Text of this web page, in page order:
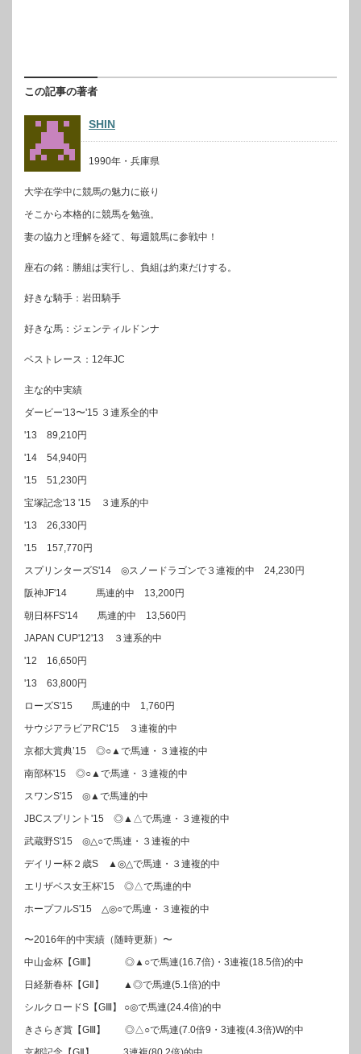
この記事の著者
SHIN
1990年・兵庫県
大学在学中に競馬の魅力に嵌り
そこから本格的に競馬を勉強。
妻の協力と理解を経て、毎週競馬に参戦中！
座右の銘：勝組は実行し、負組は約束だけする。
好きな騎手：岩田騎手
好きな馬：ジェンティルドンナ
ベストレース：12年JC
主な的中実績
ダービー'13〜'15 ３連系全的中
'13 89,210円
'14 54,940円
'15 51,230円
宝塚記念'13 '15 ３連系的中
'13 26,330円
'15 157,770円
スプリンターズS'14 ◎スノードラゴンで３連複的中 24,230円
阪神JF'14 馬連的中 13,200円
朝日杯FS'14 馬連的中 13,560円
JAPAN CUP'12'13 ３連系的中
'12 16,650円
'13 63,800円
ローズS'15 馬連的中 1,760円
サウジアラビアRC'15 ３連複的中
京都大賞典’15 ◎○▲で馬連・３連複的中
南部杯'15 ◎○▲で馬連・３連複的中
スワンS'15 ◎▲で馬連的中
JBCスプリント'15 ◎▲△で馬連・３連複的中
武蔵野S'15 ◎△○で馬連・３連複的中
デイリー杯２歳S ▲◎△で馬連・３連複的中
エリザベス女王杯'15 ◎△で馬連的中
ホープフルS'15 △◎○で馬連・３連複的中
〜2016年的中実績（随時更新）〜
中山金杯【GⅢ】 ◎▲○で馬連(16.7倍)・3連複(18.5倍)的中
日経新春杯【GⅡ】 ▲◎で馬連(5.1倍)的中
シルクロードS【GⅢ】 ○◎で馬連(24.4倍)的中
きさらぎ賞【GⅢ】 ◎△○で馬連(7.0倍9・3連複(4.3倍)W的中